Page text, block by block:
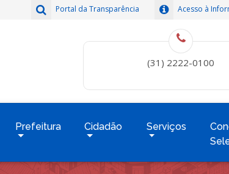
Acesso à
Portal da Transparência
(31) 2222-0100
Prefeitura Cidadão Serviços